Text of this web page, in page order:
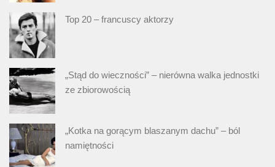
Top 20 – francuscy aktorzy
„Stąd do wieczności” – nierówna walka jednostki
ze zbiorowością
„Kotka na gorącym blaszanym dachu” – ból
namiętności